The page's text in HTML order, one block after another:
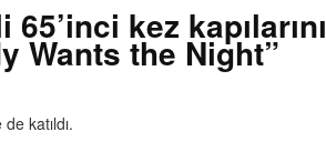
kez kapılarını
Wants the Night”
katıldı.